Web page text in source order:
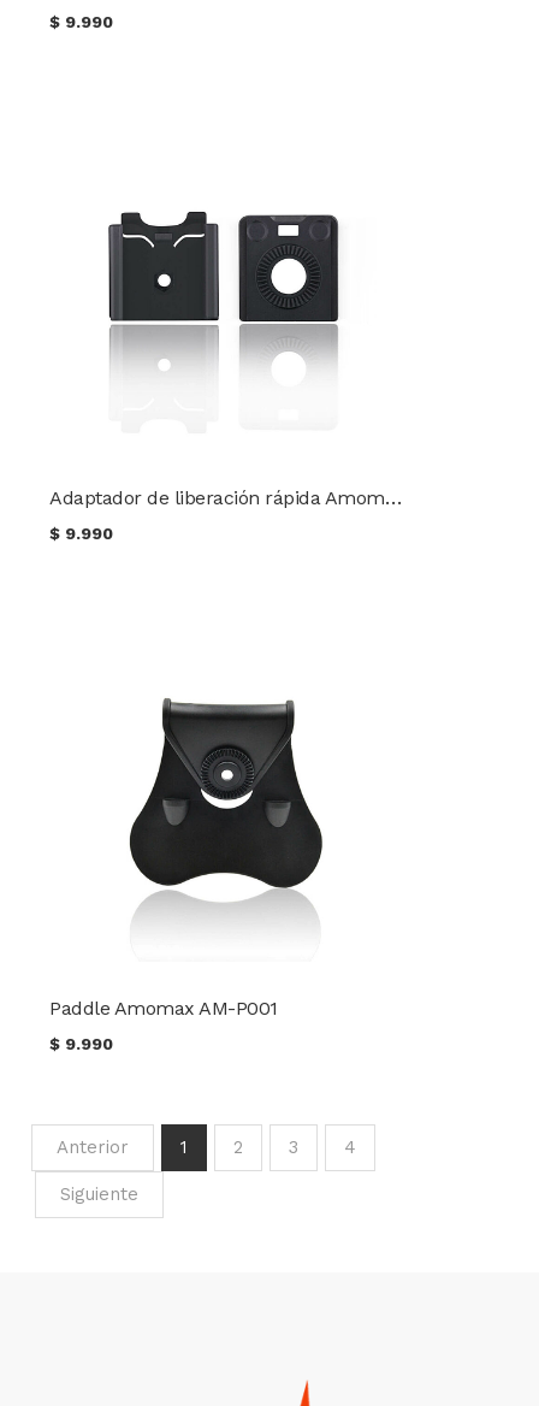
$ 9.990
Adaptador de liberación rápida Amomax Quick Release AM-QR
$ 9.990
Paddle Amomax AM-P001
$ 9.990
Anterior 1 2 3 4
Siguiente